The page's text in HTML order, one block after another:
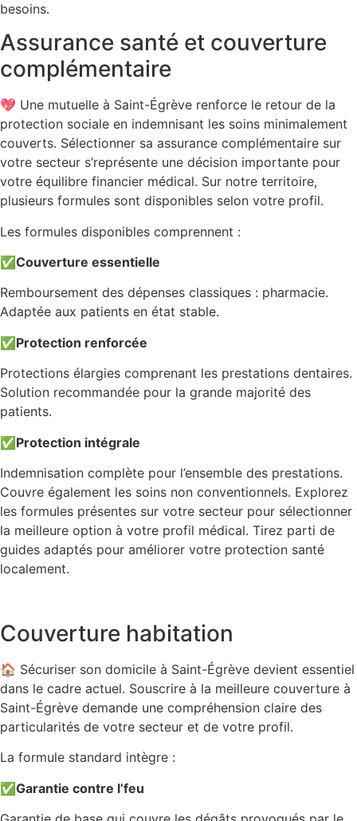
besoins.
Assurance santé et couverture
complémentaire
💖 Une mutuelle à Saint-Égrève renforce le retour de la
protection sociale en indemnisant les soins minimalement
couverts. Sélectionner sa assurance complémentaire sur
votre secteur s’représente une décision importante pour
votre équilibre financier médical. Sur notre territoire,
plusieurs formules sont disponibles selon votre profil.
Les formules disponibles comprennent :
✅Couverture essentielle
Remboursement des dépenses classiques : pharmacie.
Adaptée aux patients en état stable.
✅Protection renforcée
Protections élargies comprenant les prestations dentaires.
Solution recommandée pour la grande majorité des
patients.
✅Protection intégrale
Indemnisation complète pour l’ensemble des prestations.
Couvre également les soins non conventionnels. Explorez
les formules présentes sur votre secteur pour sélectionner
la meilleure option à votre profil médical. Tirez parti de
guides adaptés pour améliorer votre protection santé
localement.
Couverture habitation
🏠 Sécuriser son domicile à Saint-Égrève devient essentiel
dans le cadre actuel. Souscrire à la meilleure couverture à
Saint-Égrève demande une compréhension claire des
particularités de votre secteur et de votre profil.
La formule standard intègre :
✅Garantie contre l’feu